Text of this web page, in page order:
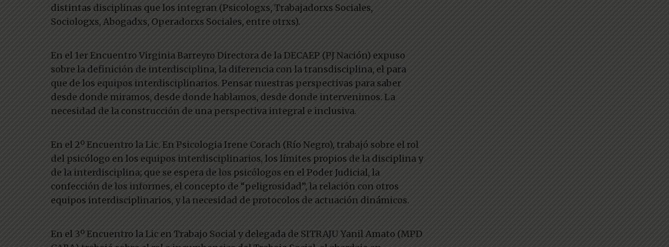
distintas disciplinas que los integran (Psicologxs, Trabajadorxs Sociales,
Sociologxs, Abogadxs, Operadorxs Sociales, entre otrxs).
En el 1er Encuentro Virginia Barreyro Directora de la DECAEP (PJ Nación) expuso
sobre la definición de interdisciplina, la diferencia con la transdisciplina, el para
que de los equipos interdisciplinarios. Pensar nuestras perspectivas para saber
desde donde miramos, desde donde hablamos, desde donde intervenimos. La
necesidad de la construcción de una perspectiva integral e inclusiva.
En el 2º Encuentro la Lic. En Psicologia Irene Corach (Río Negro), trabajó sobre el rol
del psicólogo en los equipos interdisciplinarios, los límites propios de la disciplina y
de la interdisciplina; que se espera de los psicólogos en el Poder Judicial, la
confección de los informes, el concepto de “peligrosidad”, la relación con otros
equipos interdisciplinarios, y la necesidad de protocolos de actuación dinámicos.
En el 3º Encuentro la Lic en Trabajo Social y delegada de SITRAJU Yanil Amato (MPD